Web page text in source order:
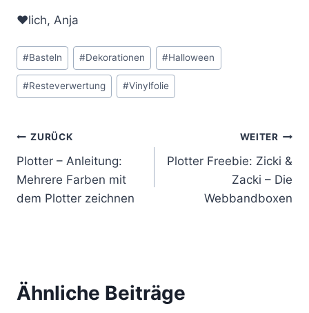
♥lich, Anja
Schlagworte:
#Basteln #Dekorationen #Halloween
#Resteverwertung #Vinylfolie
Beitragsnavigation
ZURÜCK
Plotter – Anleitung:
Mehrere Farben mit
dem Plotter zeichnen
WEITER
Plotter Freebie: Zicki &
Zacki – Die
Webbandboxen
Ähnliche Beiträge